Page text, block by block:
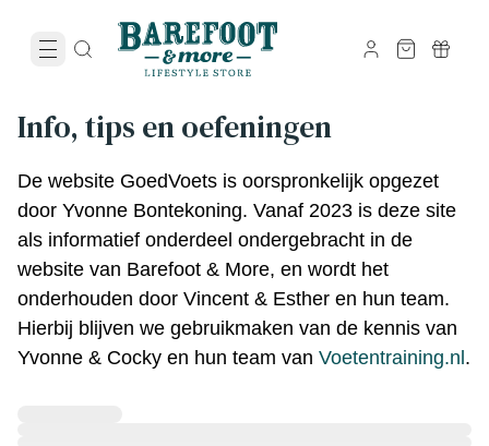
Info, tips en oefeningen
De website GoedVoets is oorspronkelijk opgezet
door Yvonne Bontekoning. Vanaf 2023 is deze site
als informatief onderdeel ondergebracht in de
website van Barefoot & More, en wordt het
onderhouden door Vincent & Esther en hun team.
Hierbij blijven we gebruikmaken van de kennis van
Yvonne & Cocky en hun team van Voetentraining.nl .